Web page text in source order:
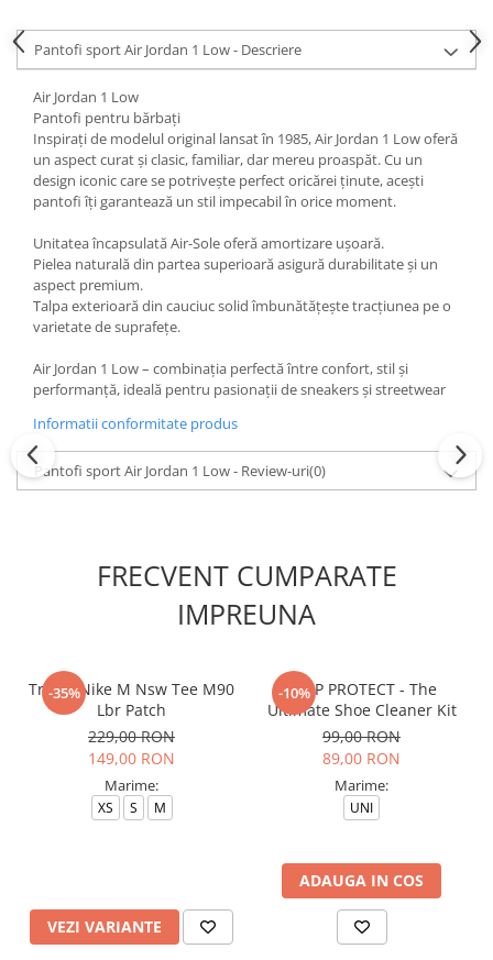
Pantofi sport Air Jordan 1 Low - Descriere
Air Jordan 1 Low
Pantofi pentru bărbați
Inspirați de modelul original lansat în 1985, Air Jordan 1 Low oferă
un aspect curat și clasic, familiar, dar mereu proaspăt. Cu un
design iconic care se potrivește perfect oricărei ținute, acești
pantofi îți garantează un stil impecabil în orice moment.
Unitatea încapsulată Air-Sole oferă amortizare ușoară.
Pielea naturală din partea superioară asigură durabilitate și un
aspect premium.
Talpa exterioară din cauciuc solid îmbunătățește tracțiunea pe o
varietate de suprafețe.
Air Jordan 1 Low – combinația perfectă între confort, stil și
performanță, ideală pentru pasionații de sneakers și streetwear
Informatii conformitate produs
Pantofi sport Air Jordan 1 Low - Review-uri(0)
FRECVENT CUMPARATE
IMPREUNA
-35%
Tricou Nike M Nsw Tee M90
Lbr Patch
229,00 RON
149,00 RON
Marime:
XS S M
VEZI VARIANTE
-10%
CREP PROTECT - The
Ultimate Shoe Cleaner Kit
99,00 RON
89,00 RON
Marime:
UNI
ADAUGA IN COS